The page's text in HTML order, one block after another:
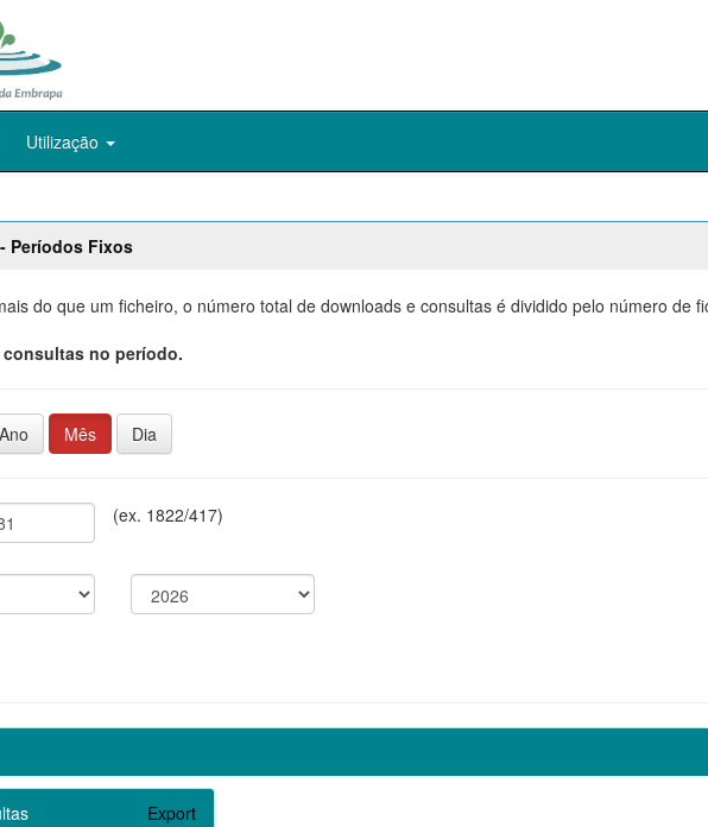
Utilização
Períodos Fixos
do que um ficheiro, o número total de downloads e consultas é dividido pelo número de
no período.
Ano Mês Dia
(ex. 1822/417)
Export